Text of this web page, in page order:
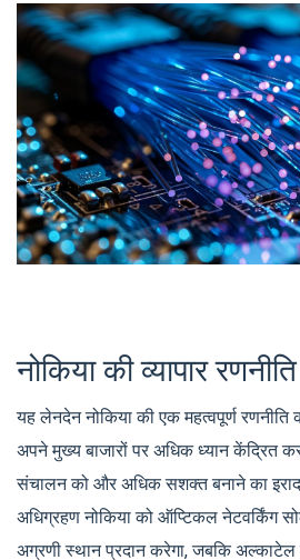
नोकिया की व्यापार रणनीति
यह लेनदेन नोकिया की एक महत्वपूर्ण रणनीति
अपने मुख्य बाजारों पर अधिक ध्यान केंद्रित
संचालन को और अधिक सशक्त बनाने का
अधिग्रहण नोकिया को ऑप्टिकल नेटवर्किंग
अग्रणी स्थान प्रदान करेगा, जबकि अल्काटेल